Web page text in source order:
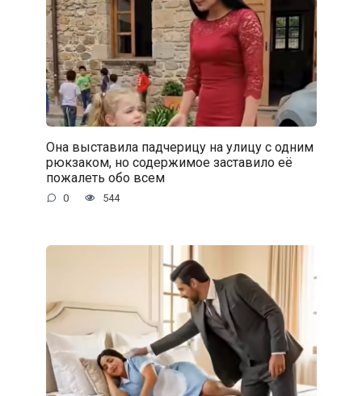
Она выставила падчерицу на улицу с одним
рюкзаком, но содержимое заставило её
пожалеть обо всем
0 544